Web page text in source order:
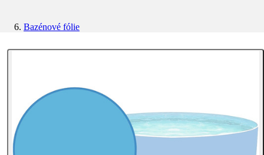
Bazénové fólie